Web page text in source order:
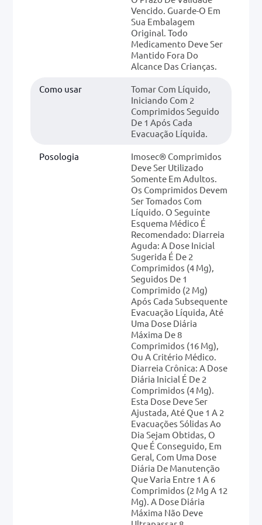
Vencido. Guarde-O Em
Sua Embalagem
Original. Todo
Medicamento Deve Ser
Mantido Fora Do
Alcance Das Crianças.
Como usar
Tomar Com Líquido,
Iniciando Com 2
Comprimidos Seguido
De 1 Após Cada
Evacuação Líquida.
Posologia
Imosec® Comprimidos
Deve Ser Utilizado
Somente Em Adultos.
Os Comprimidos Devem
Ser Tomados Com
Líquido. O Seguinte
Esquema Médico É
Recomendado: Diarreia
Aguda: A Dose Inicial
Sugerida É De 2
Comprimidos (4 Mg),
Seguidos De 1
Comprimido (2 Mg)
Após Cada Subsequente
Evacuação Líquida, Até
Uma Dose Diária
Máxima De 8
Comprimidos (16 Mg),
Ou A Critério Médico.
Diarreia Crônica: A Dose
Diária Inicial É De 2
Comprimidos (4 Mg).
Esta Dose Deve Ser
Ajustada, Até Que 1 A 2
Evacuações Sólidas Ao
Dia Sejam Obtidas, O
Que É Conseguido, Em
Geral, Com Uma Dose
Diária De Manutenção
Que Varia Entre 1 A 6
Comprimidos (2 Mg A 12
Mg). A Dose Diária
Máxima Não Deve